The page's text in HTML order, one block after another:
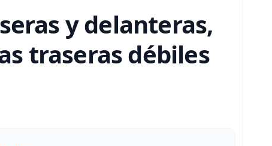
y delanteras,
traseras débiles